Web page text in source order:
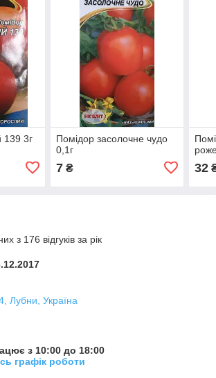
139 3г
Помідор засолочне чудо
0,1г
7₴ 32
з 176 відгуків за рік
Лубни, Україна
з 10:00 до 18:00
графік роботи